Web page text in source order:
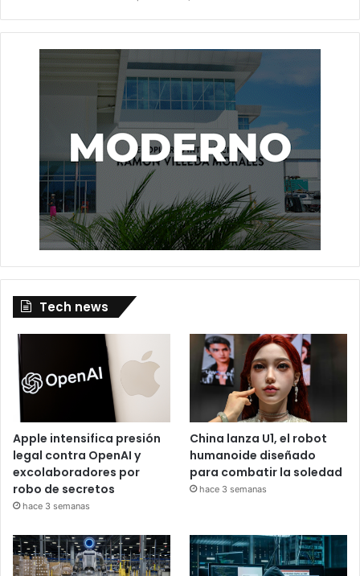
Tech news
Apple intensifica presión
legal contra OpenAI y
excolaboradores por
robo de secretos
hace 3 semanas
China lanza U1, el robot
humanoide diseñado
para combatir la soledad
hace 3 semanas